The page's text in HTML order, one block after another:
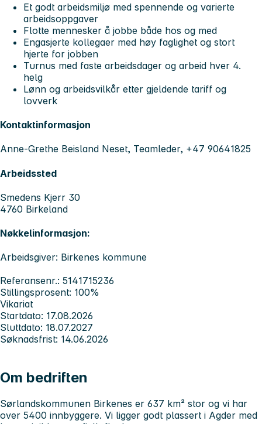
Et godt arbeidsmiljø med spennende og varierte
arbeidsoppgaver
Flotte mennesker å jobbe både hos og med
Engasjerte kollegaer med høy faglighet og stort
hjerte for jobben
Turnus med faste arbeidsdager og arbeid hver 4.
helg
Lønn og arbeidsvilkår etter gjeldende tariff og
lovverk
Kontaktinformasjon
Anne-Grethe Beisland Neset, Teamleder, +47 90641825
Arbeidssted
Smedens Kjerr 30
4760 Birkeland
Nøkkelinformasjon:
Arbeidsgiver: Birkenes kommune
Referansenr.: 5141715236
Stillingsprosent: 100%
Vikariat
Startdato: 17.08.2026
Sluttdato: 18.07.2027
Søknadsfrist: 14.06.2026
Om bedriften
Sørlandskommunen Birkenes er 637 km² stor og vi har
over 5400 innbyggere. Vi ligger godt plassert i Agder med